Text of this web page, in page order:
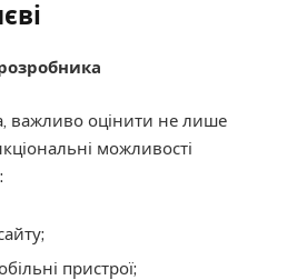
важливо оцінити не лише
можливості
пристрої;